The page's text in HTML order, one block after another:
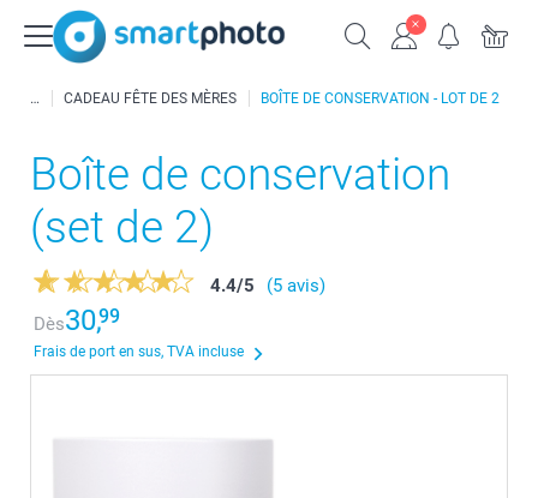
CADEAU FÊTE DES MÈRES BOÎTE DE CONSERVATION - LOT DE 2
Boîte de conservation
(set de 2)
4.4/5
(5 avis)
Dès30,99
Frais de port en sus, TVA incluse